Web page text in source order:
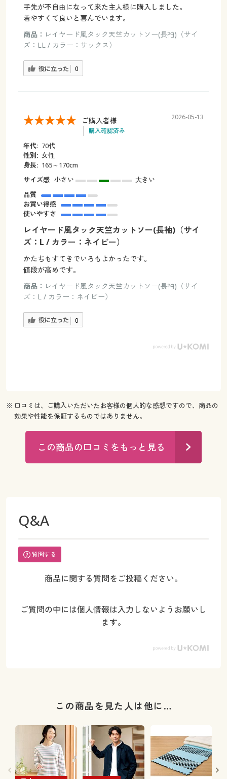
手先が不自由になって来た主人様に購入しました。
着やすくて良いと喜んでいます。
商品： レイヤード風タック天竺カットソー(長袖)（サイ
ズ：LL / カラー：サックス）
役に立った 0
ご購入者様
購入確認済み
2026-05-13
年代: 70代
性別: 女性
身長: 165～170cm
サイズ感 小さい
大きい
品質
お買い得感
使いやすさ
レイヤード風タック天竺カットソー(長袖)（サイ
ズ：L / カラー：ネイビー）
かたちもすてきでいろもよかったです。
値段が高めです。
商品： レイヤード風タック天竺カットソー(長袖)（サイ
ズ：L / カラー：ネイビー）
役に立った 0
※ 口コミは、ご購入いただいたお客様の個人的な感想ですので、商品の
効果や性能を保証するものではありません。
この商品の口コミをもっと見る
Q&A
質問する
商品に関する質問をご投稿ください。
ご質問の中には個人情報は入力しないようお願いし
ます。
この商品を見た人は他に…